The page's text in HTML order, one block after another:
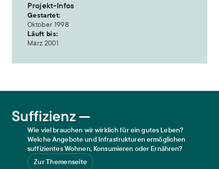
Projekt-Infos
Gestartet:
Oktober 1998
Läuft bis:
März 2001
Suffizienz —
Wie viel brauchen wir wirklich für ein gutes Leben?
Welche Angebote und Infrastrukturen ermöglichen
suffizientes Wohnen, Konsumieren oder Ernähren?
Zur Themenseite